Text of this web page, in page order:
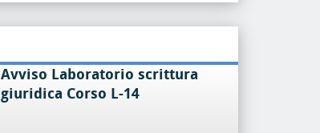
Avviso Laboratorio scrittura
giuridica Corso L-14